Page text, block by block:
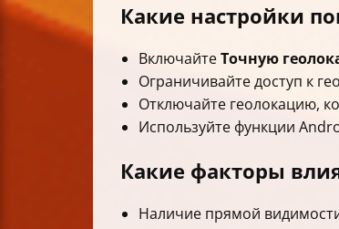
Какие настройки
ВключайтеТочную
Ограничивайте доступ к
Отключайте геолокацию,
Используйте функции
Какие факторы
Наличие прямой